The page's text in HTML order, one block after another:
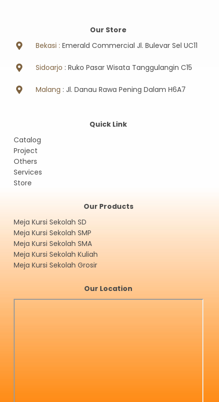
Our Store
Bekasi : Emerald Commercial Jl. Bulevar Sel UC11
Sidoarjo : Ruko Pasar Wisata Tanggulangin C15
Malang : Jl. Danau Rawa Pening Dalam H6A7
Quick Link
Catalog
Project
Others
Services
Store
Our Products
Meja Kursi Sekolah SD
Meja Kursi Sekolah SMP
Meja Kursi Sekolah SMA
Meja Kursi Sekolah Kuliah
Meja Kursi Sekolah Grosir
Our Location